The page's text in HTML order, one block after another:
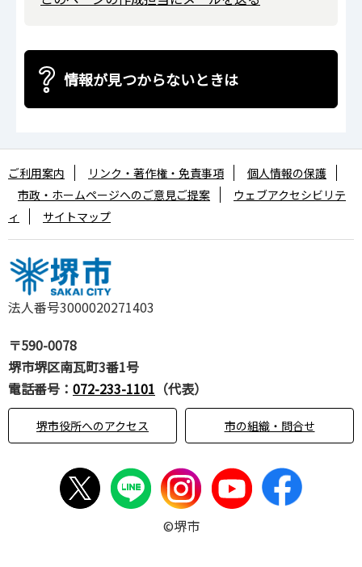
情報が見つからないときは
法人番号3000020271403
〒590-0078
堺市堺区南瓦町3番1号
電話番号： 072-233-1101 （代表）
堺市役所へのアクセス 市の組織・問合せ
ご利用案内 リンク・著作権・免責事項
個人情報の保護
市政・ホームページへのご意見ご提案
ウェブアクセシビリテ
ィ
サイトマップ
©堺市